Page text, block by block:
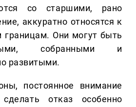
со старшими, рано
аккуратно относятся к
границам. Они могут быть
собранными и
развитыми.
постоянное внимание
отказ особенно